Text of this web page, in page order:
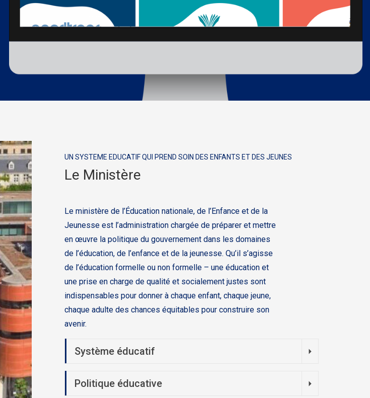
UN SYSTEME EDUCATIF QUI PREND SOIN DES ENFANTS ET DES JEUNES
Le Ministère
Le ministère de l’Éducation nationale, de l’Enfance et de la
Jeunesse est l’administration chargée de préparer et mettre
en œuvre la politique du gouvernement dans les domaines
de l’éducation, de l’enfance et de la jeunesse. Qu’il s’agisse
de l’éducation formelle ou non formelle – une éducation et
une prise en charge de qualité et socialement justes sont
indispensables pour donner à chaque enfant, chaque jeune,
chaque adulte des chances équitables pour construire son
avenir.
Système éducatif
Politique éducative